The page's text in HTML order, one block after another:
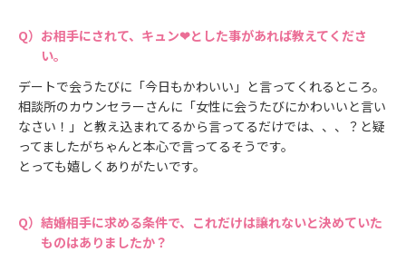
お相手にされて、キュン❤とした事があれば教えてくださ
い。
デートで会うたびに「今日もかわいい」と言ってくれるところ。
相談所のカウンセラーさんに「女性に会うたびにかわいいと言い
なさい！」と教え込まれてるから言ってるだけでは、、、？と疑
ってましたがちゃんと本心で言ってるそうです。
とっても嬉しくありがたいです。
結婚相手に求める条件で、これだけは譲れないと決めていた
ものはありましたか？